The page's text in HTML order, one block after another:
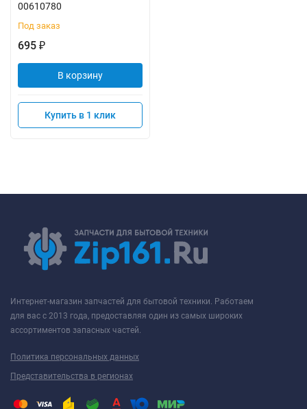
00610780
Под заказ
695 ₽
В корзину
Купить в 1 клик
Интернет-магазин запчастей для бытовой техники. Работаем
для вас с 2013 года, предоставляя один из самых широких
ассортиментов запасных частей.
Политика персональных данных
Представительства в регионах